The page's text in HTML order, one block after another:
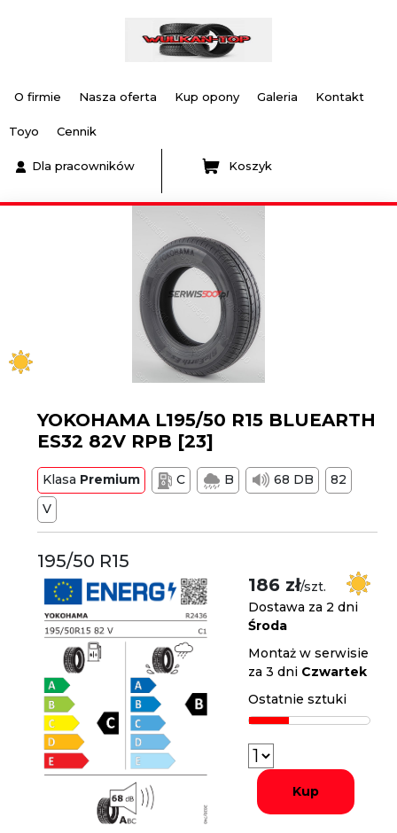
O firmie Nasza oferta Kup opony Galeria Kontakt
Toyo Cennik
Dla pracowników Koszyk
YOKOHAMA L195/50 R15 BLUEARTH
ES32 82V RPB [23]
Klasa Premium C B 68 DB
82
V
195/50 R15
186 zł/szt.
Dostawa za 2 dni
Środa
Montaż w serwisie
za 3 dni Czwartek
Ostatnie sztuki
Kup